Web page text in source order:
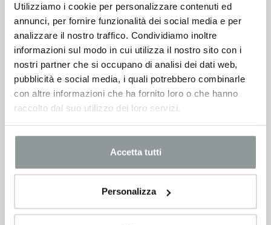
Utilizziamo i cookie per personalizzare contenuti ed
annunci, per fornire funzionalità dei social media e per
analizzare il nostro traffico. Condividiamo inoltre
informazioni sul modo in cui utilizza il nostro sito con i
nostri partner che si occupano di analisi dei dati web,
pubblicità e social media, i quali potrebbero combinarle
con altre informazioni che ha fornito loro o che hanno
raccolto dal suo utilizzo dei loro servizi.
Accetta tutti
Personalizza
27.694 € 18.500€
VEDI SCHEDA